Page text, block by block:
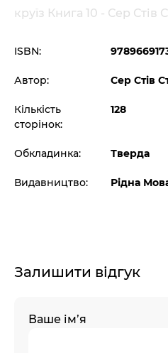
круїз Книга 10 - Сер Стів
ISBN:
Автор: Сер Стів
Кількість
сторінок:
128
Обкладинка: Тверда
Видавництво: Рідна
Залишити відгук
Ваше ім’я